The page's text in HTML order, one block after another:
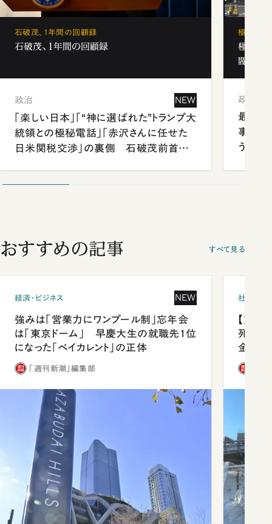
石破茂、1年間の回顧録
石破茂、1年間の回顧録
政治 NEW
「楽しい日本」「“神に選ばれた”トランプ大
統領との極秘電話」「赤沢さんに任せた
日米関税交渉」の裏側 石破茂前首相
極秘裏名
極秘裏
閥と出
政治
最強
事が象
う
おすすめの記事 すべて見る
経済・ビジネス NEW
強みは「営業力にワンプール制」忘年会
は「東京ドーム」 早慶大生の就職先1位
になった「ベイカレント」の正体
「週刊新潮」編集部
社会
【熊本
死を分
金」